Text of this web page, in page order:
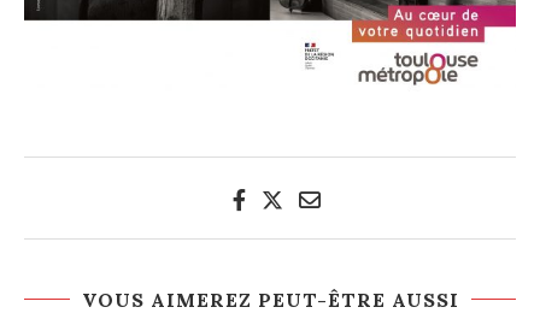
VOUS AIMEREZ PEUT-ÊTRE AUSSI